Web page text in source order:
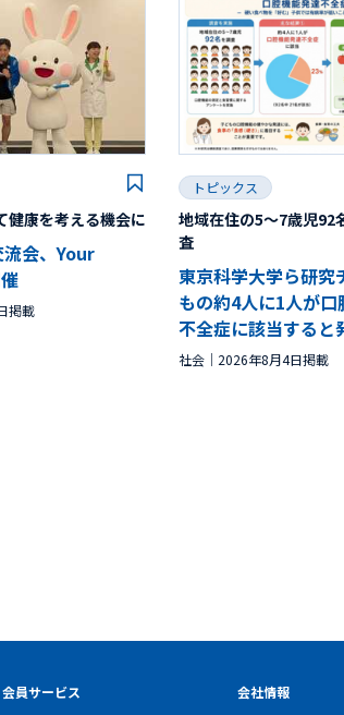
健康を考える機会に
会、Your
掲載
トピックス
地域在住の5～7歳児92
査
東京科学大学ら研究
もの約4人に1人が
不全症に該当すると
社会 2026年8月4日掲載
会員サービス 会社情報